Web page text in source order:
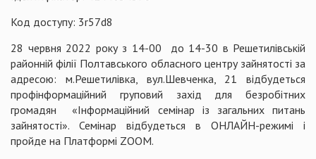
Код доступу: 3r57d8
28 червня 2022 року з 14-00 до 14-30 в Решетилівській
районній філії Полтавського обласного центру зайнятості за
адресою: м.Решетилівка, вул.Шевченка, 21 відбудеться
профінформаційний груповий захід для безробітних
громадян «Інформаційний семінар із загальних питань
зайнятості». Семінар відбудеться в ОНЛАЙН-режимі і
пройде на Платформі ZOOM.